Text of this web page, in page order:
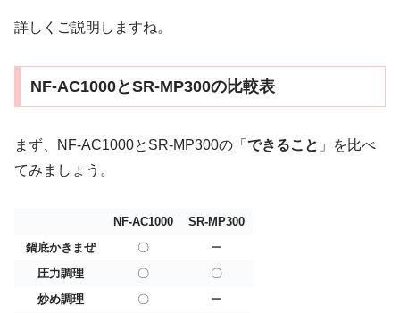
詳しくご説明しますね。
NF-AC1000とSR-MP300の比較表
まず、NF-AC1000とSR-MP300の「 できること 」を比べ
てみましょう。
NF-AC1000
SR-MP300
鍋底かきまぜ
〇
ー
圧力調理
〇
〇
炒め調理
〇
ー